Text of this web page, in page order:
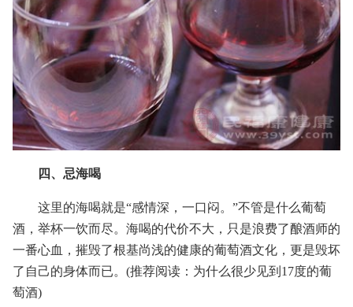
四、忌海喝
这里的海喝就是“感情深，一口闷。”不管是什么葡萄
酒，举杯一饮而尽。海喝的代价不大，只是浪费了酿酒师的
一番心血，摧毁了根基尚浅的健康的葡萄酒文化，更是毁坏
了自己的身体而已。(推荐阅读：为什么很少见到17度的葡
萄酒)